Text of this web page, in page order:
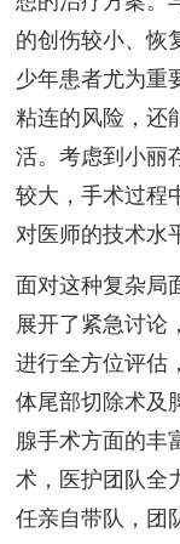
的创伤较小、恢
少年患者尤为重
粘连的风险，还
活。考虑到小丽
较大，手术过程
对医师的技术水
面对这种复杂局
展开了紧急讨论
进行全方位评估
体尾部切除术及
腺手术方面的丰
术，医护团队全
任亲自带队，团